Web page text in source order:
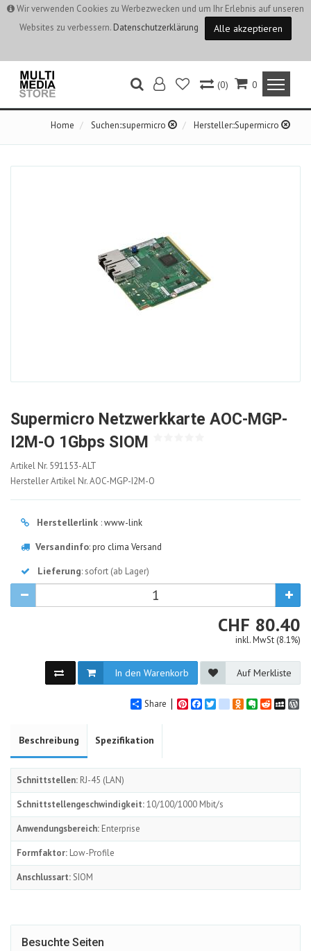
Wir verwenden Cookies zu Werbezwecken und um Ihr Erlebnis auf unseren
Websites zu verbessern. Datenschutzerklärung Alle akzeptieren
0
(0)
Home Suchen::supermicro Hersteller::Supermicro
Supermicro Netzwerkkarte AOC-MGP-
I2M-O 1Gbps SIOM
591153-
ALT
Artikel Nr. 591153-ALT
Hersteller Artikel Nr.AOC-MGP-I2M-O
Herstellerlink :www-link
Versandinfo:pro clima Versand
Lieferung: sofort (ab Lager)
CHF CHF
80.40
inkl. MwSt (8.1%)
In den Warenkorb Auf Merkliste
Share PinterestFacebook
Twittergoogle_bookmarks
Odnoklassniki
Evernote
Reddit
Beschreibung Spezifikation
Schnittstellen: RJ-45 (LAN)
Schnittstellengeschwindigkeit:10/100/1000 Mbit/s
Anwendungsbereich: Enterprise
Formfaktor: Low-Profile
Anschlussart: SIOM
Besuchte Seiten